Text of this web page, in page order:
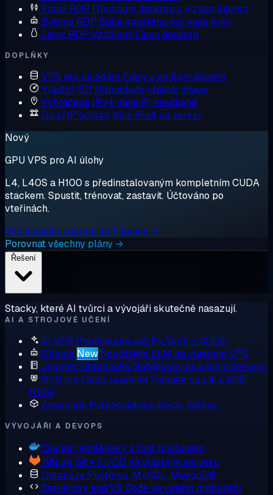
Forex RDP Obchodní desktop s nízkou latencí
Botting RDP Stále spuštěno pro vaše boty
Linux RDP Vzdálený Linux desktop
DOPLŇKY
VPS pro ukládání Plány s velkým diskem
Vlastní ISO Nabootujte vlastní image
Vyhrazená IPv4 Vaše IP, nesdílená
Další IP adresyVíce IPv4 na server
Nový
GPU VPS pro AI úlohy
L4, L40S a H100 s předinstalovaným kompletním CUDA
stackem. Spustit, trénovat, zastavit. Účtováno po
vteřinách.
Vyzkoušejte zdarma na 1 hodinu →
Porovnat všechny plány →
Stacky, které AI tvůrci a vývojáři skutečně nasazují.
AI A STROJOVÉ UČENÍ
AI VPS Předinstalovaný PyTorch a CUDA
Ollama NewSpouštějte LLM na vlastním VPS
Jupyter Notebooks Notebooky na vašem serveru
GPU pro Deep Learning Trénujte na L4, L40S,
H100
Anaconda Python datový stack, hotovo
VÝVOJÁŘI A DEVOPS
Docker Kontejnery s root přístupem
GitLab Git + CI/CD na vlastním serveru
Databáze Postgres, MySQL, MongoDB
Serverový kód VS Code ve vašem prohlížeči